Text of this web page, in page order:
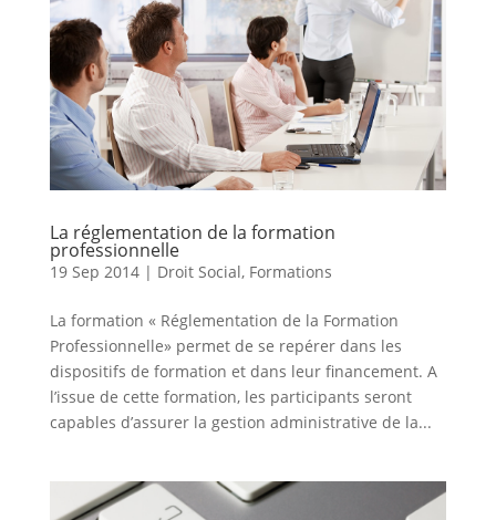
La réglementation de la formation
professionnelle
19 Sep 2014| Droit Social, Formations
La formation « Réglementation de la Formation
Professionnelle» permet de se repérer dans les
dispositifs de formation et dans leur financement. A
l’issue de cette formation, les participants seront
capables d’assurer la gestion administrative de la...